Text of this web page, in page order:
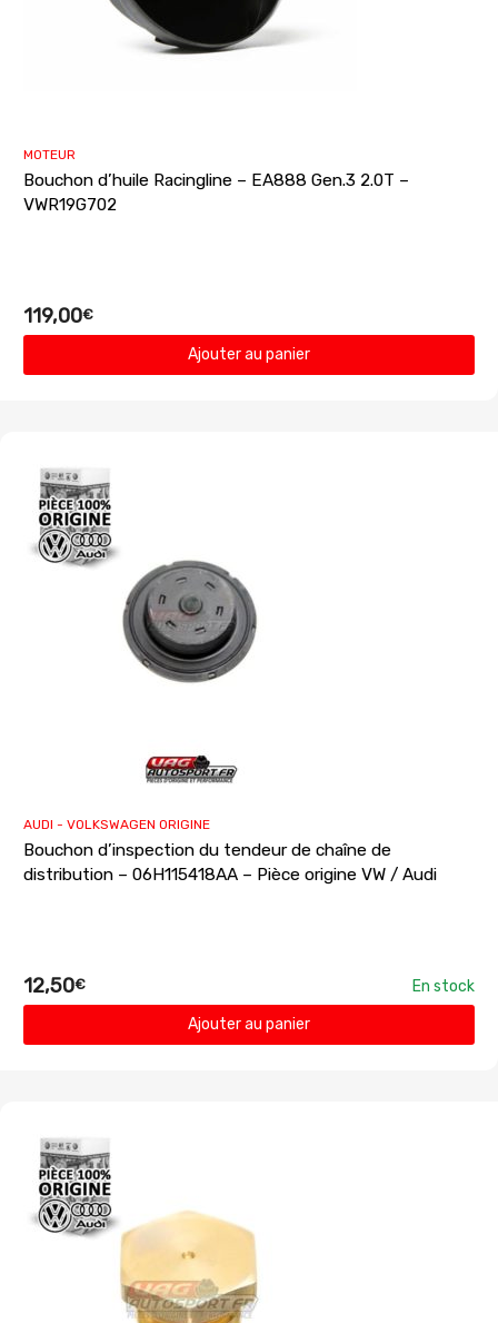
MOTEUR
Bouchon d’huile Racingline – EA888 Gen.3 2.0T –
VWR19G702
119,00€
Ajouter au panier
AUDI - VOLKSWAGEN ORIGINE
Bouchon d’inspection du tendeur de chaîne de
distribution – 06H115418AA – Pièce origine VW / Audi
12,50€
En stock
Ajouter au panier